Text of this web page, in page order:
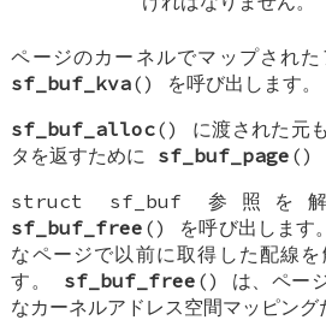
ページのカーネルでマップされ
sf_buf_kva() を呼び出します。
sf_buf_alloc() に渡された元
タを返すために sf_buf_page ()
struct sf_buf 参照を
sf_buf_free () を呼び出します
なページで以前に取得した配線
す。 sf_buf_free () は、ペー
なカーネルアドレス空間マッピング